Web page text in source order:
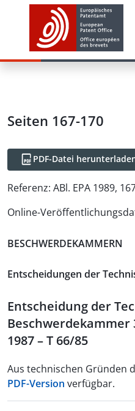
Seiten 167-170
PDF-Datei
Referenz: ABl. EPA 1989,
Online-
BESCHWERDEKAMMERN
Entscheidungen der
Entscheidung der
Beschwerdekammer
1987 – T 66/85
Aus technischen Gründen
PDF-Version verfügbar.